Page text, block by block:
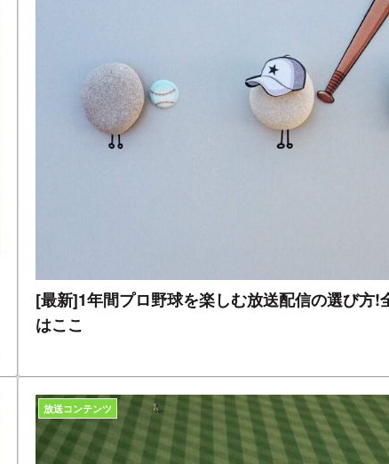
[最新]1年間プロ野球を楽しむ放送配信の選び方!
はここ
放送コンテンツ